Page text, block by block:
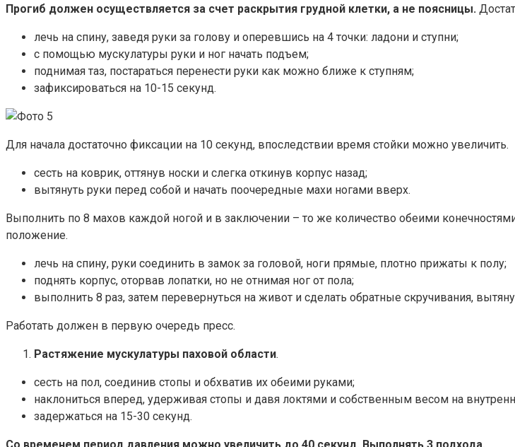
Прогиб должен осуществляется за счет раскрытия грудной клетки, а не поясницы.
лечь на спину, заведя руки за голову и оперевшись на 4 точки: ладони и ступни;
с помощью мускулатуры руки и ног начать подъем;
поднимая таз, постараться перенести руки как можно ближе к ступням;
зафиксироваться на 10-15 секунд.
Для начала достаточно фиксации на 10 секунд, впоследствии время стойки можно увеличить.
сесть на коврик, оттянув носки и слегка откинув корпус назад;
вытянуть руки перед собой и начать поочередные махи ногами вверх.
Выполнить по 8 махов каждой ногой и в заключении – то же количество обеими
положение.
лечь на спину, руки соединить в замок за головой, ноги прямые, плотно прижаты к полу;
поднять корпус, оторвав лопатки, но не отнимая ног от пола;
выполнить 8 раз, затем перевернуться на живот и сделать обратные скручивания,
Работать должен в первую очередь пресс.
Растяжение мускулатуры паховой области.
сесть на пол, соединив стопы и обхватив их обеими руками;
наклониться вперед, удерживая стопы и давя локтями и собственным весом на
задержаться на 15-30 секунд.